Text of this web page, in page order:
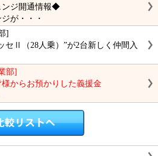
ンジ開通情報◆
が・・・
]
セⅡ（28人乗）”が2台新しく仲間入
部]
からお預かりした義援金